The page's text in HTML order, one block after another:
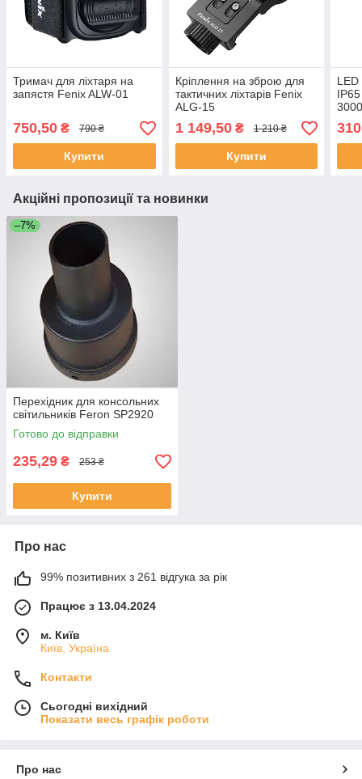
Тримач для ліхтаря на
запястя Fenix ALW-01
750,50 ₴ 790 ₴
Купити
Кріплення на зброю для
тактичних ліхтарів Fenix
ALG-15
1 149,50₴ 1 210 ₴
Купити
LED
Акційні пропозиції та новинки
–7%
Перехідник для консольних
світильників Feron SP2920
Готово до відправки
235,29 ₴ 253 ₴
Купити
Про нас
99% позитивних з 261 відгука за рік
Працює з 13.04.2024
м. Київ
Київ, Україна
Контакти
Сьогодні вихідний
Показати весь графік роботи
Про нас